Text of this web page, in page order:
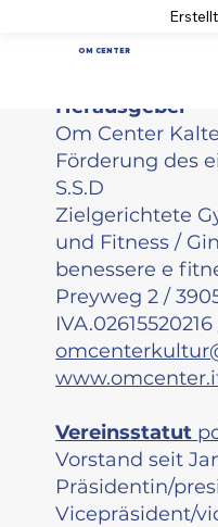
OM CENTER
Kontakt
Herausgeber
Om Center
Förderung des
S.S.D
Zielgerichtete
und Fitness /
benessere e
Preyweg 2 /
Vereinsstatut
Vorstand seit
Präsidentin/
Vicepräsident/